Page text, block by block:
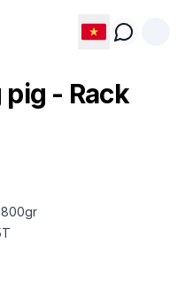
pig - Rack